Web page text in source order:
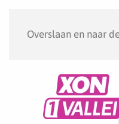
Overslaan en naar